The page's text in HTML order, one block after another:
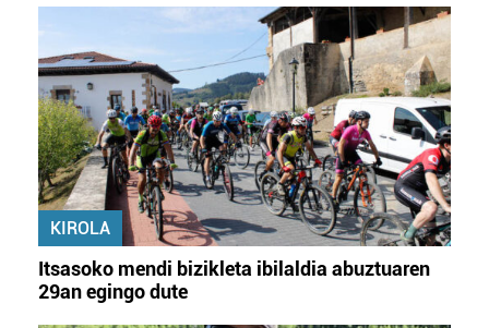
KIROLA
Itsasoko mendi bizikleta ibilaldia abuztuaren
29an egingo dute